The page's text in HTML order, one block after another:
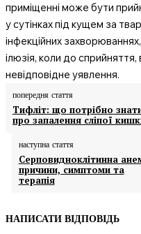
приміщенні може бути
у сутінках під кущем за
інфекційних
ілюзія, коли до
невідповідне уявлення.
попередня стаття
Тифліт: що потрібно
про запалення сліпої
наступна стаття
Серповидноклітинна
причини, симптоми та
терапія
НАПИСАТИ ВІДПОВІДЬ